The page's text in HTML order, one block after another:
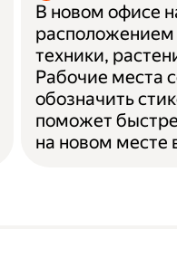
В новом офисе
расположением
техники,
Рабочие места
обозначить
поможет
на новом месте